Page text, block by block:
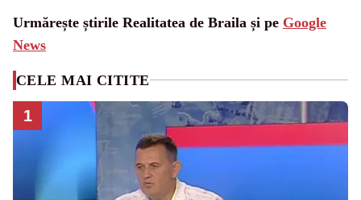
Urmărește știrile Realitatea de Braila și pe Google
News
CELE MAI CITITE
1